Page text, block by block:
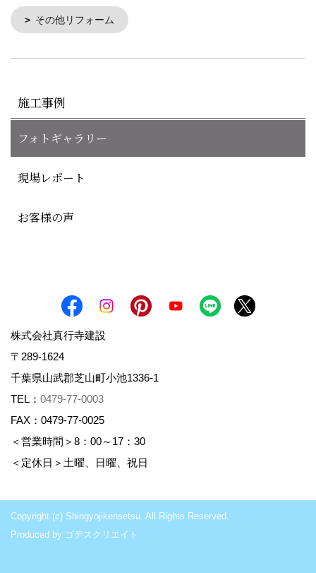
その他リフォーム
施工事例
フォトギャラリー
現場レポート
お客様の声
株式会社真行寺建設
〒289-1624
千葉県山武郡芝山町小池1336-1
TEL： 0479-77-0003
FAX：0479-77-0025
＜営業時間＞8：00～17：30
＜定休日＞土曜、日曜、祝日
Copyright (c) Shingyojikensetsu. All Rights Reserved.
Produced by ゴデスクリエイト